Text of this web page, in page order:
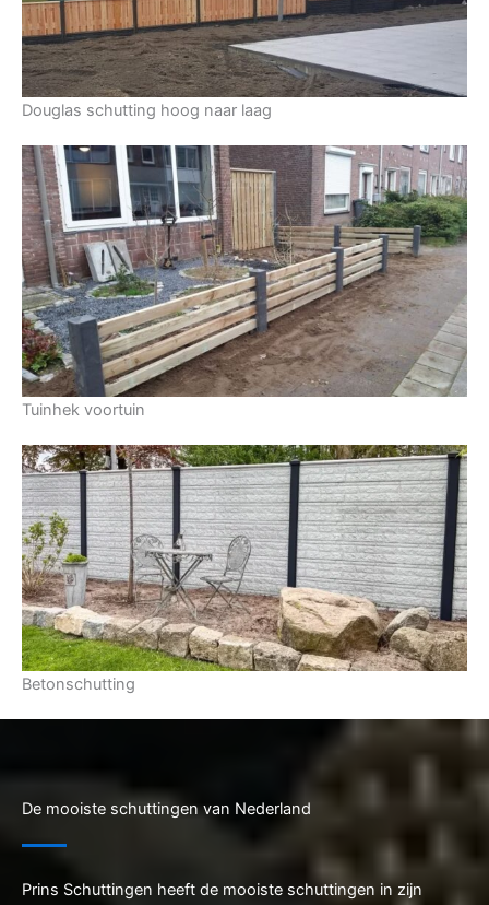
Douglas schutting hoog naar laag
Tuinhek voortuin
Betonschutting
De mooiste schuttingen van Nederland
Prins Schuttingen heeft de mooiste schuttingen in zijn